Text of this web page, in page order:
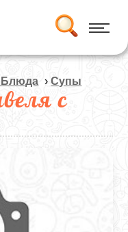
Блюда ›Супы
с